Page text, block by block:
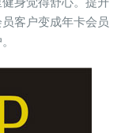
客户变成年卡会员